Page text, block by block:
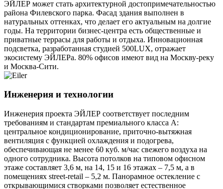
ЭЙЛЕР может стать архитектурной достопримечательностью
района Филевского парка. Фасад здания выполнен в
натуральных оттенках, что делает его актуальным на долгие
годы. На территории бизнес-центра есть общественные и
приватные террасы для работы и отдыха. Инновационная
подсветка, разработанная студией 500LUX, отражает
экосистему ЭЙЛЕРа. 80% офисов имеют вид на Москву-реку
и Москва-Сити.
Инженерия и технологии
Инженерия проекта ЭЙЛЕР соответствует последним
требованиям и стандартам премиального класса А:
центральное кондиционирование, приточно-вытяжная
вентиляция с функцией охлаждения и подогрева,
обеспечивающая не менее 60 куб. м/час свежего воздуха на
одного сотрудника. Высота потолков на типовом офисном
этаже составляет 3,6 м, на 14, 15 и 16 этажах – 7,5 м, а в
помещениях street-retail – 5,2 м. Панорамное остекление с
открывающимися створками позволяет естественное